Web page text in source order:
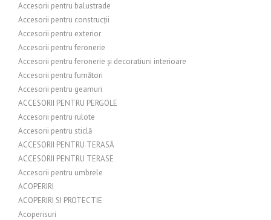
Accesorii pentru balustrade
Accesorii pentru construcții
Accesorii pentru exterior
Accesorii pentru feronerie
Accesorii pentru feronerie și decoratiuni interioare
Accesorii pentru fumători
Accesorii pentru geamuri
ACCESORII PENTRU PERGOLE
Accesorii pentru rulote
Accesorii pentru sticlă
ACCESORII PENTRU TERASĂ
ACCESORII PENTRU TERASE
Accesorii pentru umbrele
ACOPERIRI
ACOPERIRI SI PROTECTIE
Acoperisuri